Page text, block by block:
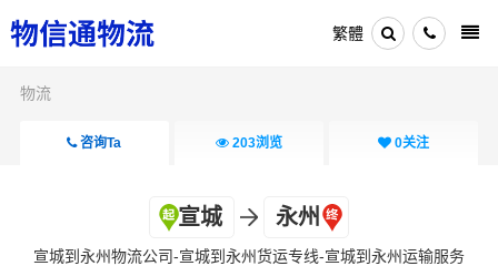
繁體
物流
咨询Ta 203浏览 0关注
宣城 永州
宣城到永州物流公司-宣城到永州货运专线-宣城到永州运输服务